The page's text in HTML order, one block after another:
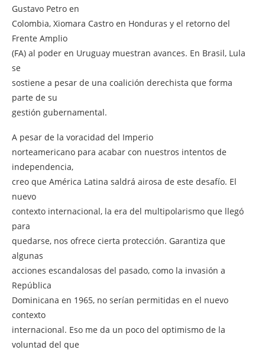
Gustavo Petro en
Colombia, Xiomara Castro en Honduras y el retorno del
Frente Amplio
(FA) al poder en Uruguay muestran avances. En Brasil, Lula
se
sostiene a pesar de una coalición derechista que forma
parte de su
gestión gubernamental.
A pesar de la voracidad del Imperio
norteamericano para acabar con nuestros intentos de
independencia,
creo que América Latina saldrá airosa de este desafío. El
nuevo
contexto internacional, la era del multipolarismo que llegó
para
quedarse, nos ofrece cierta protección. Garantiza que
algunas
acciones escandalosas del pasado, como la invasión a
República
Dominicana en 1965, no serían permitidas en el nuevo
contexto
internacional. Eso me da un poco del optimismo de la
voluntad del que